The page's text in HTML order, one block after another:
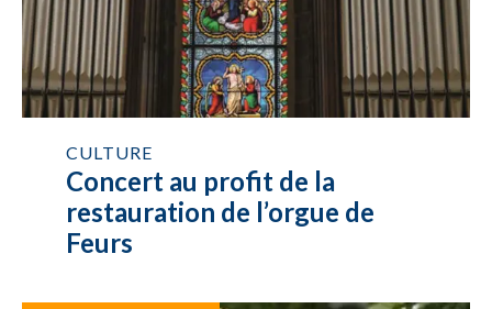
CULTURE
Concert au profit de la
restauration de l’orgue de
Feurs